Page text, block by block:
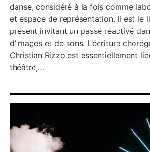
danse, considéré à la fois comme
et espace de représentation. Il est le
présent invitant un passé réactivé
d’images et de sons. L’écriture
Christian Rizzo est essentiellement
théâtre,…